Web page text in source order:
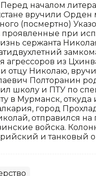
началом
вручили
(посмертно)
проявленные при
сержанта
агрессоров из
отцу Николаю,
Полторанин
школу и ПТУ по
в Мурманск,
город
отправился
войска.
и танковый